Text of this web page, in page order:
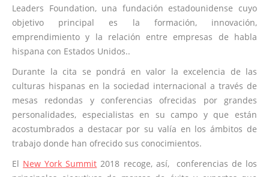
Leaders Foundation, una fundación estadounidense cuyo
objetivo principal es la formación, innovación,
emprendimiento y la relación entre empresas de habla
hispana con Estados Unidos..
Durante la cita se pondrá en valor la excelencia de las
culturas hispanas en la sociedad internacional a través de
mesas redondas y conferencias ofrecidas por grandes
personalidades, especialistas en su campo y que están
acostumbrados a destacar por su valía en los ámbitos de
trabajo donde han ofrecido sus conocimientos.
El New York Summit 2018 recoge, así, conferencias de los